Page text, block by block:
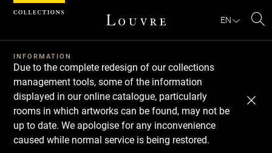
EN
INFORMATION
Due to the complete redesign of our collections
management tools, some of the information
displayed in our online catalogue, particularly
rooms in which artworks can be found, may not be
up to date. We apologise for any inconvenience
caused while normal service is being restored.
Cookies management panel